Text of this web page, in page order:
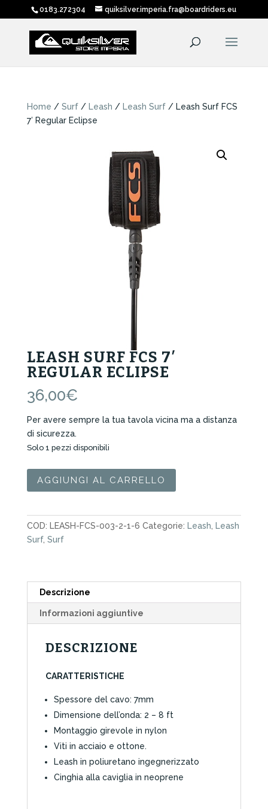
0183.272304 quiksilver.imperia.fra@boardriders.eu
Home / Surf/ Leash / Leash Surf/ Leash Surf FCS
7′ Regular Eclipse
LEASH SURF FCS 7′
REGULAR ECLIPSE
36,00€
Per avere sempre la tua tavola vicina ma a distanza
di sicurezza.
Solo 1 pezzi disponibili
Leash
Surf
7'
Regular
Eclipse
AGGIUNGI AL CARRELLO
COD: LEASH-FCS-003-2-1-6 Categorie: Leash, Leash
Surf, Surf
Descrizione
Informazioni aggiuntive
DESCRIZIONE
CARATTERISTICHE
Spessore del cavo: 7mm
Dimensione dell’onda: 2 – 8 ft
Montaggio girevole in nylon
Viti in acciaio e ottone.
Leash in poliuretano ingegnerizzato
Cinghia alla caviglia in neoprene